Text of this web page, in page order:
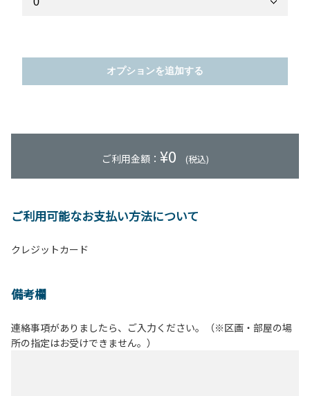
オプションを追加する
ご利用金額： ¥0 (税込)
ご利用可能なお支払い方法について
クレジットカード
備考欄
連絡事項がありましたら、ご入力ください。（※区画・部屋の場
所の指定はお受けできません。）